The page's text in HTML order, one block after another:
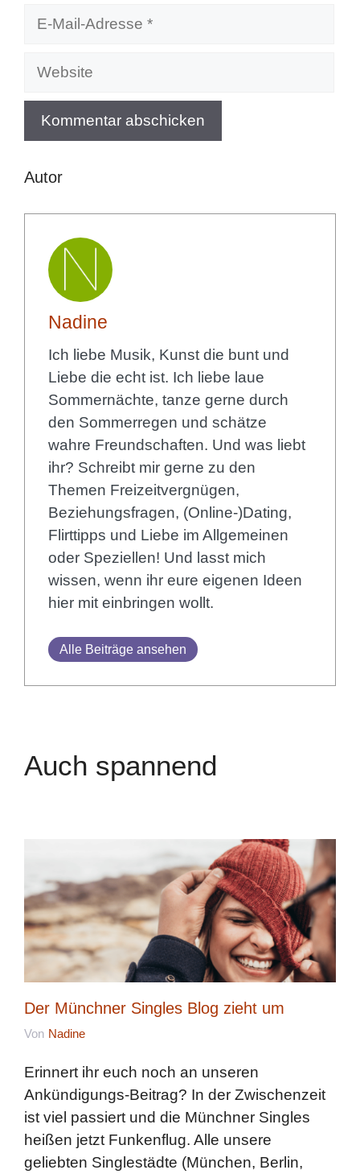
E-
Website
Autor
Nadine
Ich liebe Musik, Kunst die bunt und
Liebe die echt ist. Ich liebe laue
Sommernächte, tanze gerne durch
den Sommerregen und schätze
wahre Freundschaften. Und was liebt
ihr? Schreibt mir gerne zu den
Themen Freizeitvergnügen,
Beziehungsfragen, (Online-)Dating,
Flirttipps und Liebe im Allgemeinen
oder Speziellen! Und lasst mich
wissen, wenn ihr eure eigenen Ideen
hier mit einbringen wollt.
Alle Beiträge ansehen
Auch spannend
Der Münchner Singles Blog zieht um
Von Nadine
Erinnert ihr euch noch an unseren
Ankündigungs-Beitrag? In der Zwischenzeit
ist viel passiert und die Münchner Singles
heißen jetzt Funkenflug. Alle unsere
geliebten Singlestädte (München, Berlin,